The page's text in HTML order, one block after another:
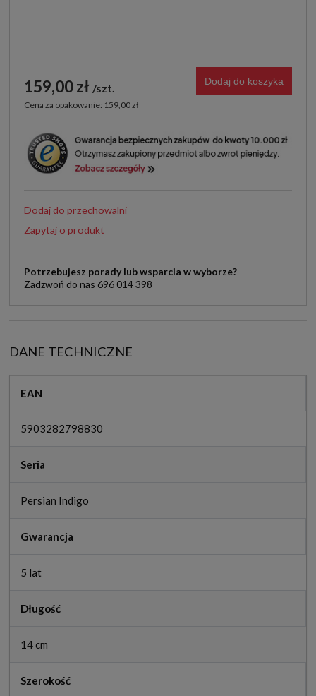
159,00 zł szt.
Cena za opakowanie: 159,00 zł
Dodaj do koszyka
Dodaj do przechowalni
Zapytaj o produkt
Potrzebujesz porady lub wsparcia w wyborze?
Zadzwoń do nas 696 014 398
DANE TECHNICZNE
EAN
5903282798830
Seria
Persian Indigo
Gwarancja
5 lat
Długość
14 cm
Szerokość